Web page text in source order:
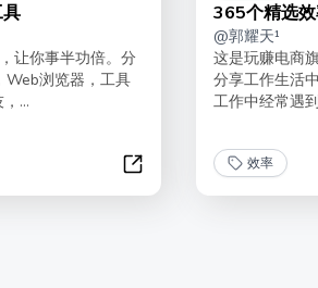
完结）
让你事半功倍。分
Web浏览器，工具
...
100个效率提升工具
365个精选
@郭耀天¹
这是玩赚电商
分享工作生活
工作中经常遇
效率